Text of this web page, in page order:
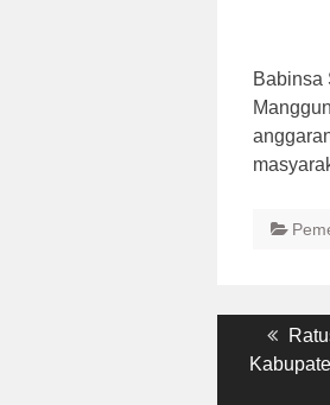
Babinsa
Post
post: